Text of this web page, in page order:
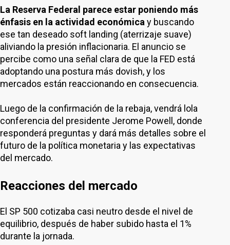
La Reserva Federal parece estar poniendo más
énfasis en la actividad económica y buscando
ese tan deseado soft landing (aterrizaje suave)
aliviando la presión inflacionaria. El anuncio se
percibe como una señal clara de que la FED está
adoptando una postura más dovish, y los
mercados están reaccionando en consecuencia.
Luego de la confirmación de la rebaja, vendrá lola
conferencia del presidente Jerome Powell, donde
responderá preguntas y dará más detalles sobre el
futuro de la política monetaria y las expectativas
del mercado.
Reacciones del mercado
El SP 500 cotizaba casi neutro desde el nivel de
equilibrio, después de haber subido hasta el 1%
durante la jornada.